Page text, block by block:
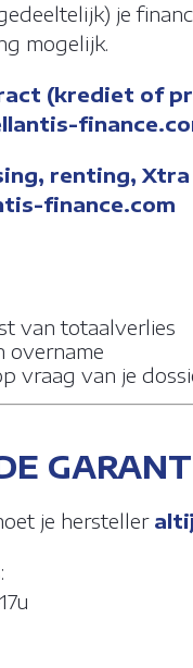
je
mogelijk.
(krediet of
renting, Xtra
finance.com
van totaalverlies
overname
vraag van je
je hersteller